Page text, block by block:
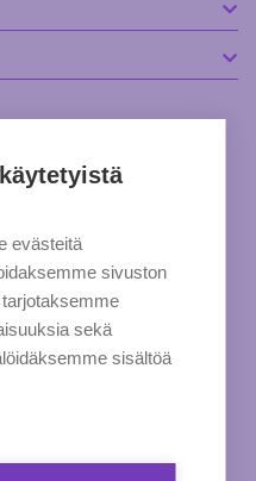
evästeitä
sivuston
sekä
sisältöä